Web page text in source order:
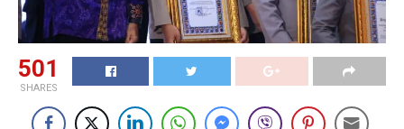
501
SHARES